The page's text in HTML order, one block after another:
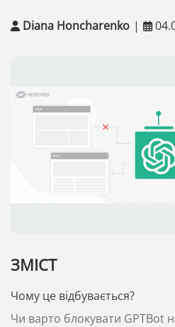
Diana Honcharenko |
ЗМІСТ
Чому це відбувається?
Чи варто блокувати GPTBot